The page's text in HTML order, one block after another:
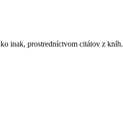
inak, prostredníctvom citátov z kníh.